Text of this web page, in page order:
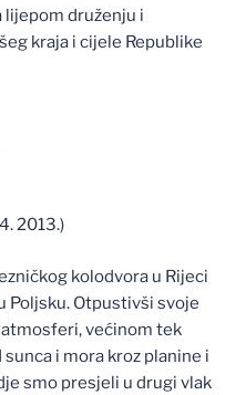
lijepom druženju i
kraja i cijele Republike
2013.)
kolodvora u Rijeci
Poljsku. Otpustivši svoje
atmosferi, većinom tek
i mora kroz planine i
smo presjeli u drugi vlak